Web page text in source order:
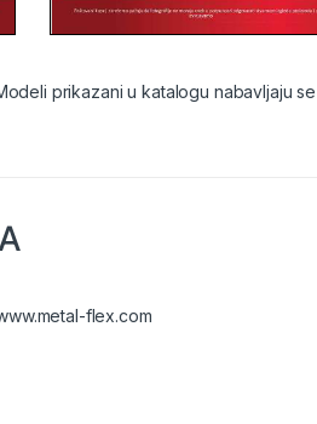
prikazani u katalogu nabavljaju
flex.com